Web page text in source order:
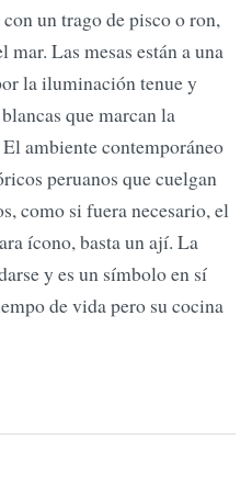
un trago de pisco o ron,
Las mesas están a una
la iluminación tenue y
que marcan la
ambiente contemporáneo
peruanos que cuelgan
como si fuera necesario, el
ícono, basta un ají. La
y es un símbolo en sí
de vida pero su cocina